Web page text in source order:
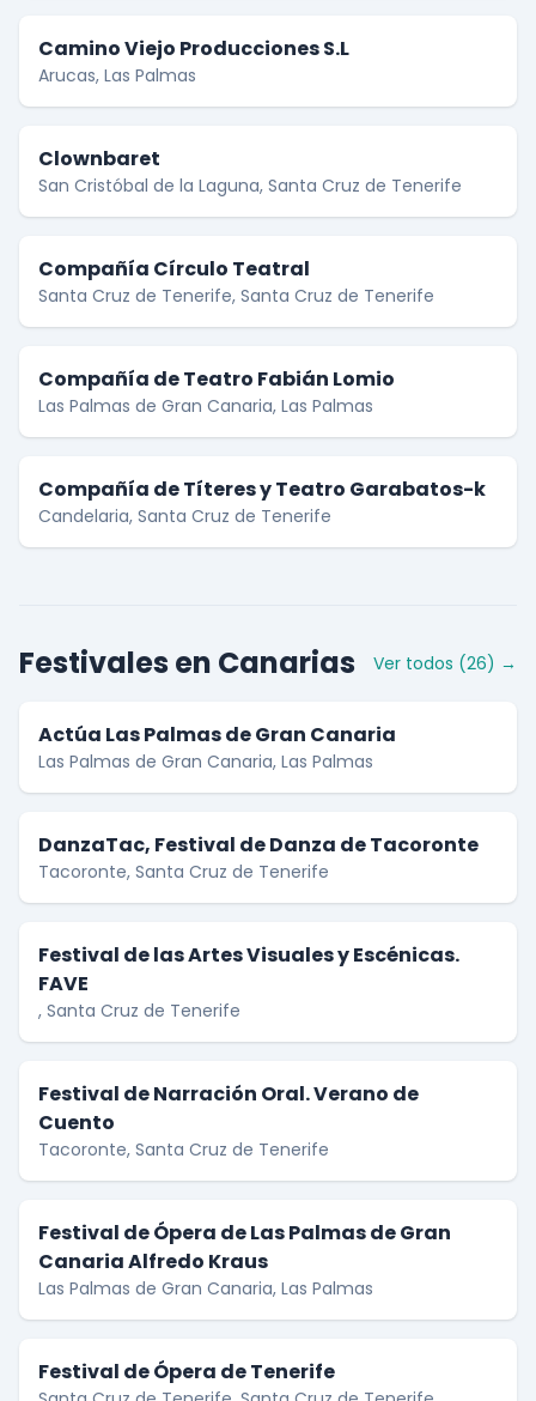
Camino Viejo Producciones S.L
Arucas, Las Palmas
Clownbaret
San Cristóbal de la Laguna, Santa Cruz de Tenerife
Compañía Círculo Teatral
Santa Cruz de Tenerife, Santa Cruz de Tenerife
Compañía de Teatro Fabián Lomio
Las Palmas de Gran Canaria, Las Palmas
Compañía de Títeres y Teatro Garabatos-k
Candelaria, Santa Cruz de Tenerife
Festivales en Canarias Ver todos (26) →
Actúa Las Palmas de Gran Canaria
Las Palmas de Gran Canaria, Las Palmas
DanzaTac, Festival de Danza de Tacoronte
Tacoronte, Santa Cruz de Tenerife
Festi­val de las Artes Visuales y Escé­nicas.
FAVE
, Santa Cruz de Tenerife
Festival de Narración Oral. Verano de
Cuento
Tacoronte, Santa Cruz de Tenerife
Festival de Ópera de Las Palmas de Gran
Canaria Alfredo Kraus
Las Palmas de Gran Canaria, Las Palmas
Festival de Ópera de Tenerife